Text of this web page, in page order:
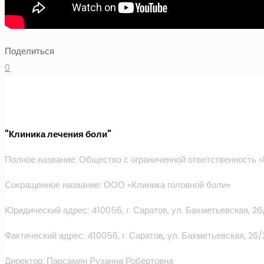
Поделиться
0
"Клиника лечения боли"
Полное название: Общество с ограниченной ответственность
Сокращенное название: ООО «Клиника головной боли»
Юридический адрес: 410056, г. Саратов, ул. Бахметьевская,
Фактический адрес: 410056, г. Саратов, ул. Бахметьевская,
Директор: Парсамян Рузанна Робертовна